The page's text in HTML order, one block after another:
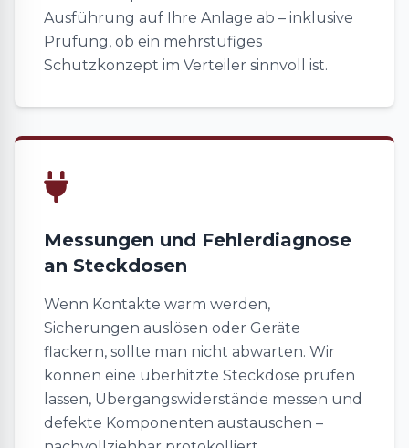
Ausführung auf Ihre Anlage ab – inklusive
Prüfung, ob ein mehrstufiges
Schutzkonzept im Verteiler sinnvoll ist.
Messungen und Fehlerdiagnose
an Steckdosen
Wenn Kontakte warm werden,
Sicherungen auslösen oder Geräte
flackern, sollte man nicht abwarten. Wir
können eine überhitzte Steckdose prüfen
lassen, Übergangswiderstände messen und
defekte Komponenten austauschen –